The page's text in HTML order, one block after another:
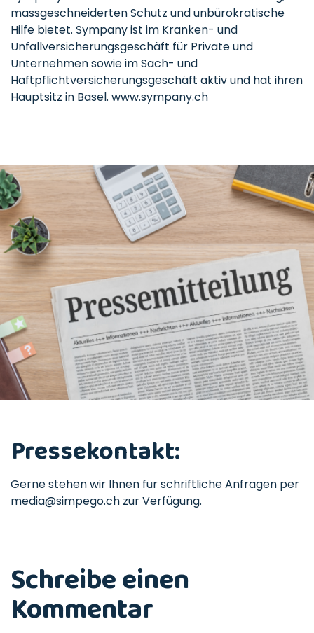
massgeschneiderten Schutz und unbürokratische
Hilfe bietet. Sympany ist im Kranken- und
Unfallversicherungsgeschäft für Private und
Unternehmen sowie im Sach- und
Haftpflichtversicherungsgeschäft aktiv und hat ihren
Hauptsitz in Basel. www.sympany.ch
Pressekontakt:
Gerne stehen wir Ihnen für schriftliche Anfragen per
media@simpego.ch zur Verfügung.
Schreibe einen
Kommentar